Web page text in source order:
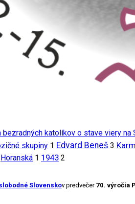
bezradných katolíkov o stave viery
skupiny 1 Edvard Beneš 3
Horanská 1 1943 2
Slovenskov predvečer 70. výročia